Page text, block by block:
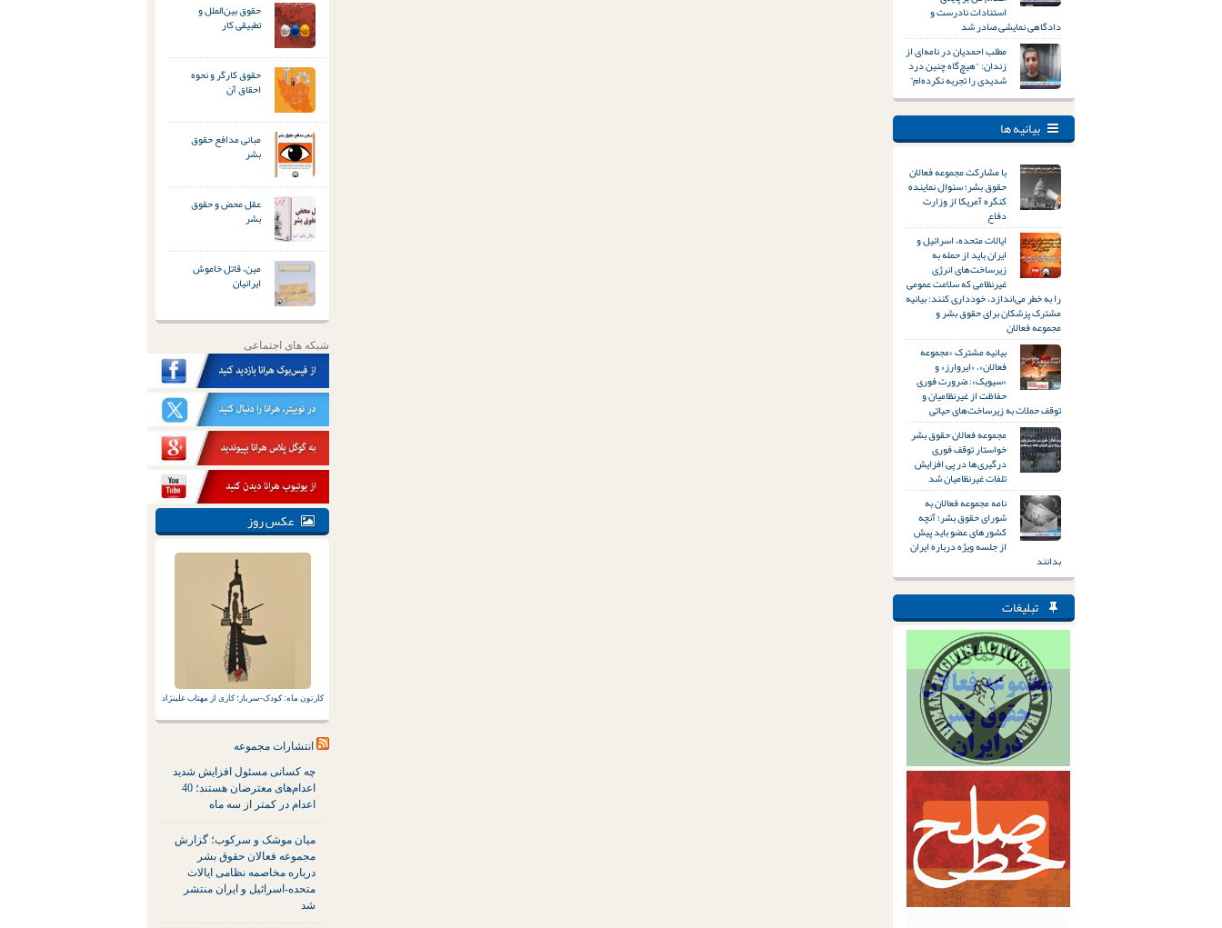
حقوق بین‌الملل و
تطبیقی کار
حقوق کارگر و نحوه
احقاق آن
مبانی مدافع حقوق
بشر
عقل محض و حقوق
بشر
مین، قاتل خاموش
ایرانیان
شبکه های اجتماعی
عکس روز
کارتون ماه: کودک-سرباز؛ کاری از مهتاب علینژاد
انتشارات مجموعه
چه کسانی مسئول افزایش شدید
اعدام‌های معترضان هستند؛ 40
اعدام در کمتر از سه ماه
میان موشک و سرکوب؛ گزارش
مجموعه فعالان حقوق بشر
درباره مخاصمه نظامی ایالات
متحده-اسرائیل و ایران منتشر
شد
استنادات نادرست و
دادگاهی نمایشی صادر شد
مطلب احمدیان در نامه‌ای از
زندان: “هیچ‌گاه چنین درد
شدیدی را تجربه نکرده‌ام”
بیانیه ها
با مشارکت مجموعه فعالان
حقوق بشر؛ سئوال نماینده
کنگره آمریکا از وزارت
دفاع
ایالات متحده، اسرائیل و
ایران باید از حمله به
زیرساخت‌های انرژی
غیرنظامی که سلامت عمومی
را به خطر می‌اندازد، خودداری کنند: بیانیه
مشترک پزشکان برای حقوق بشر و
مجموعه فعالان
بیانیه مشترک «مجموعه
فعالان»، «ایروارز» و
«سیویک»: ضرورت فوری
حفاظت از غیرنظامیان و
توقف حملات به زیرساخت‌های حیاتی
مجموعه فعالان حقوق بشر
خواستار توقف فوری
درگیری‌ها در پی افزایش
تلفات غیرنظامیان شد
نامه مجموعه فعالان به
شورای حقوق بشر؛ آنچه
کشورهای عضو باید پیش
از جلسه ویژه درباره ایران
بدانند
تبلیغات